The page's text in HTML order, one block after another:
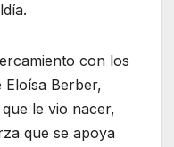
con los
Eloísa Berber,
le vio nacer,
que se apoya